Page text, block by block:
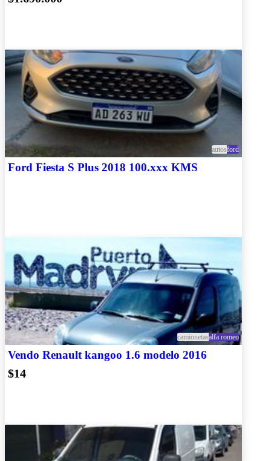
autosford
Ford Fiesta S Plus 2018 100.xxx KMS
camionetasalfa romeo
Vendo Renault kangoo 1.6 modelo 2016
$14